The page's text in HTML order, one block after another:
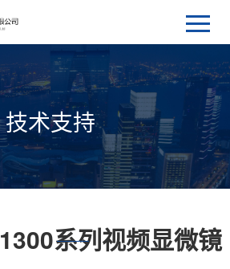
技术支持
系列视频显微镜